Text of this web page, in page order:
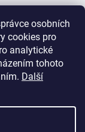
osobních
cookies pro
analytické
tohoto
Další